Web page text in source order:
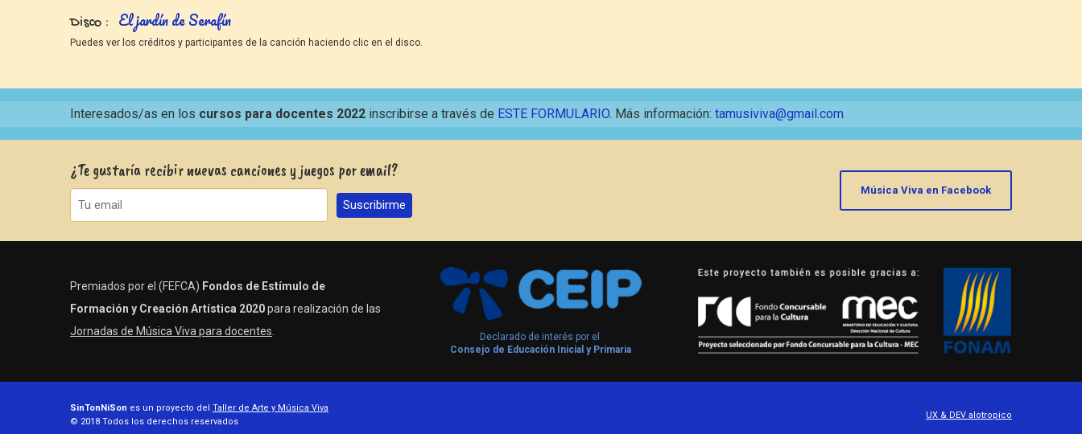
Disco El jardín de Serafín
Puedes ver los créditos y participantes de la canción haciendo clic en el disco.
Interesados/as en los cursos para docentes 2022 inscribirse a través de ESTE FORMULARIO. Más información: tamusiviva@gmail.com
¿Te gustaría recibir nuevas canciones y juegos por email?
Música Viva en Facebook
Premiados por el (FEFCA) Fondos de Estímulo de
Formación y Creación Artística 2020para realización de las
Jornadas de Música Viva para docentes
Declarado de interés por el
Consejo de Educación Inicial y Primaria
SinTonNiSon es un proyecto del Taller de Arte y Música Viva
© 2018 Todos los derechos reservados
UX & DEV alotropico